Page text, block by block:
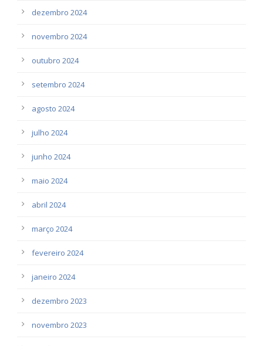
dezembro 2024
novembro 2024
outubro 2024
setembro 2024
agosto 2024
julho 2024
junho 2024
maio 2024
abril 2024
março 2024
fevereiro 2024
janeiro 2024
dezembro 2023
novembro 2023